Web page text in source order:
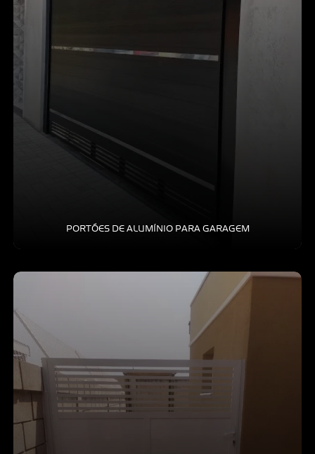
PORTÕES DE ALUMÍNIO PARA GARAGEM